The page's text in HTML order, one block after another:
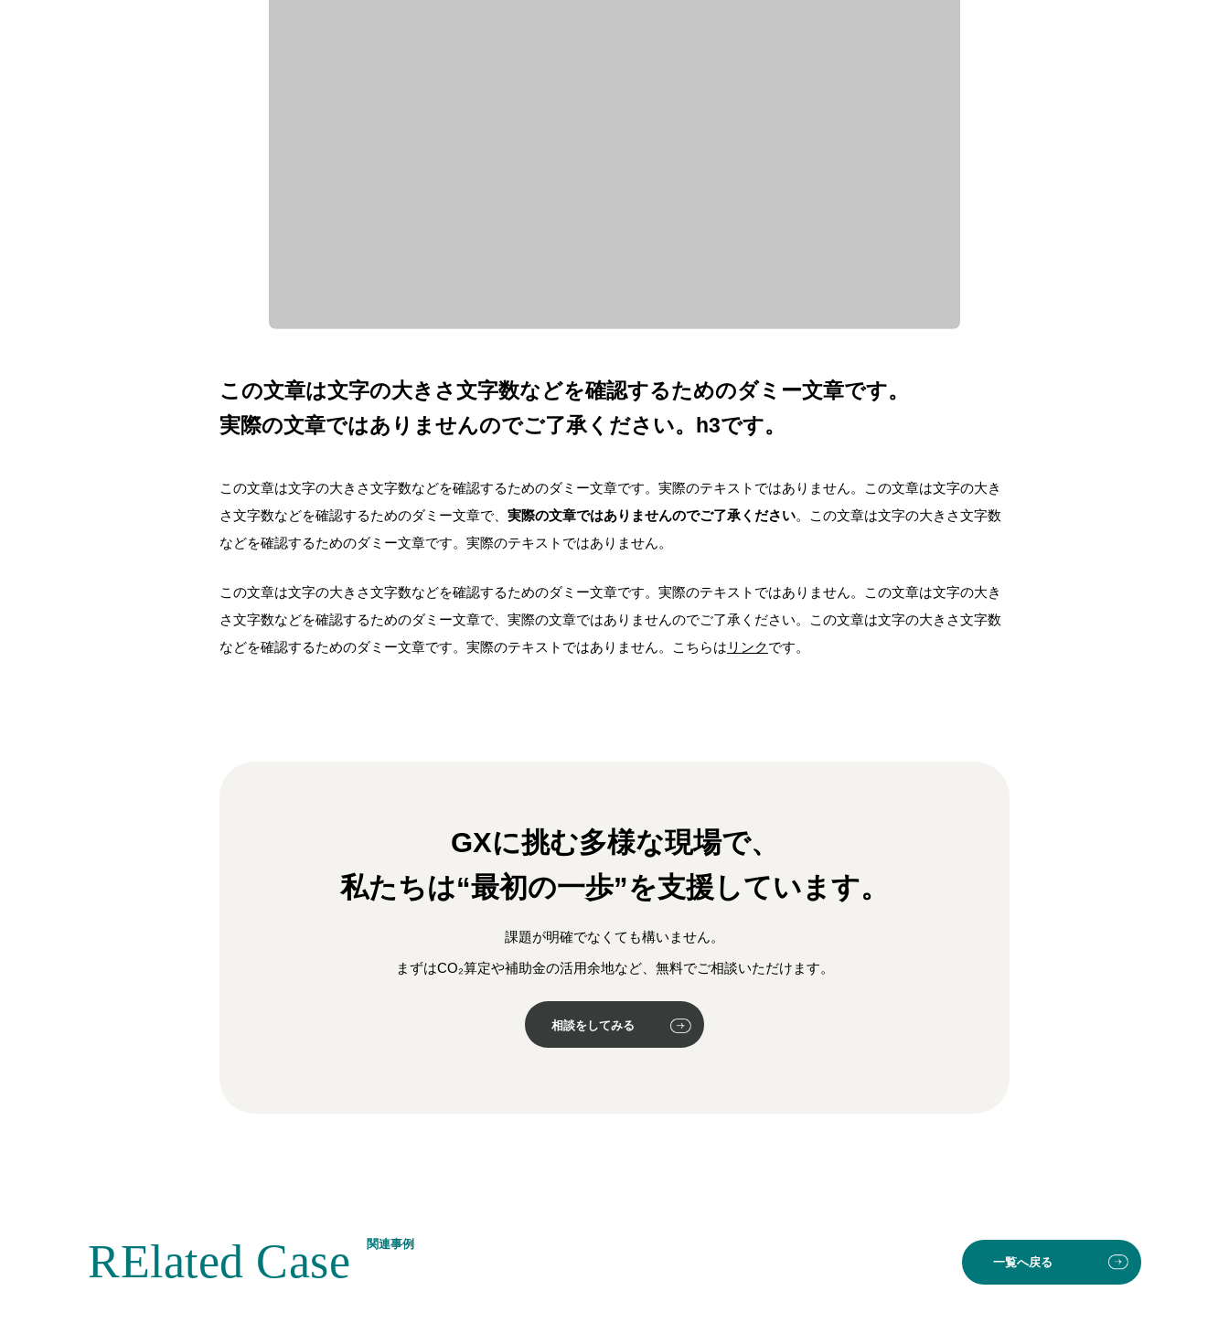
この文章は文字の大きさ文字数などを確認するためのダミー文章です。
実際の文章ではありませんのでご了承ください。h3です。
この文章は文字の大きさ文字数などを確認するためのダミー文章です。実際のテキストではありません。この文章は文字の大き
さ文字数などを確認するためのダミー文章で、 実際の文章ではありませんのでご了承ください。この文章は文字の大きさ文字数
などを確認するためのダミー文章です。実際のテキストではありません。
この文章は文字の大きさ文字数などを確認するためのダミー文章です。実際のテキストではありません。この文章は文字の大き
さ文字数などを確認するためのダミー文章で、実際の文章ではありませんのでご了承ください。この文章は文字の大きさ文字数
などを確認するためのダミー文章です。実際のテキストではありません。こちらは リンクです。
GXに挑む多様な現場で、
私たちは“最初の一歩”を支援しています。
課題が明確でなくても構いません。
まずはCO₂算定や補助金の活用余地など、無料でご相談いただけます。
相談をしてみる
RElated Case 関連事例
一覧へ戻る